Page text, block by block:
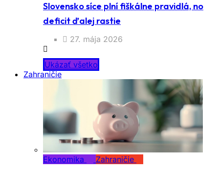
Slovensko síce plní fiškálne pravidlá, no
deficit ďalej rastie
27. mája 2026
Ukázať všetko
Zahraničie
Ekonomika Zahraničie